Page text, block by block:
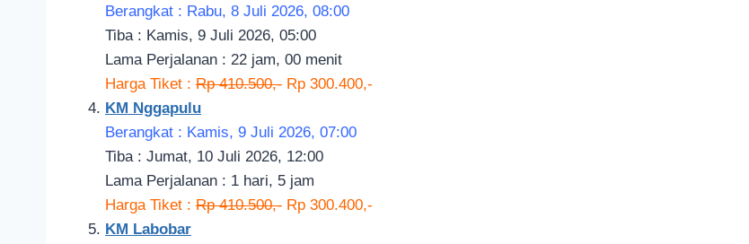
Berangkat : Rabu, 8 Juli 2026, 08:00
Tiba : Kamis, 9 Juli 2026, 05:00
Lama Perjalanan : 22 jam, 00 menit
Harga Tiket : Rp 410.500,- Rp 300.400,-
KM Nggapulu
Berangkat : Kamis, 9 Juli 2026, 07:00
Tiba : Jumat, 10 Juli 2026, 12:00
Lama Perjalanan : 1 hari, 5 jam
Harga Tiket : Rp 410.500,- Rp 300.400,-
KM Labobar